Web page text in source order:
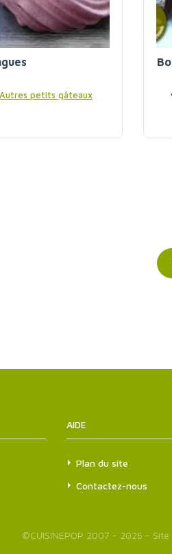
Autres petits gâteaux
AIDE
Plan du site
Contactez-nous
©CUISINEPOP 2007 - 2026 - Site